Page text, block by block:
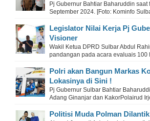
Pj Gubernur Bahtiar Baharuddin
September 2024. [Foto: Kominfo
Legislator Nilai Kerja Pj
Visioner
Wakil Ketua DPRD Sulbar Abdul
pandangan pada acara evaluais 100
Polri akan Bangun Markas
Lokasinya di Sini !
Pj Gubernur Sulbar Bahtiar
Adang Ginanjar dan KakorPolairud
Politisi Muda Polman